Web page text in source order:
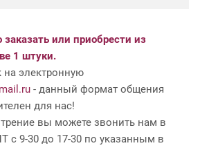
или приобрести из
1 штуки.
электронную
- данный формат общения
для нас!
вы можете звонить нам в
с 9-30 до 17-30 по указанным в